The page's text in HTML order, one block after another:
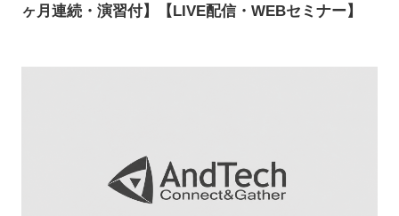
ヶ月連続・演習付】【LIVE配信・WEBセミナー】